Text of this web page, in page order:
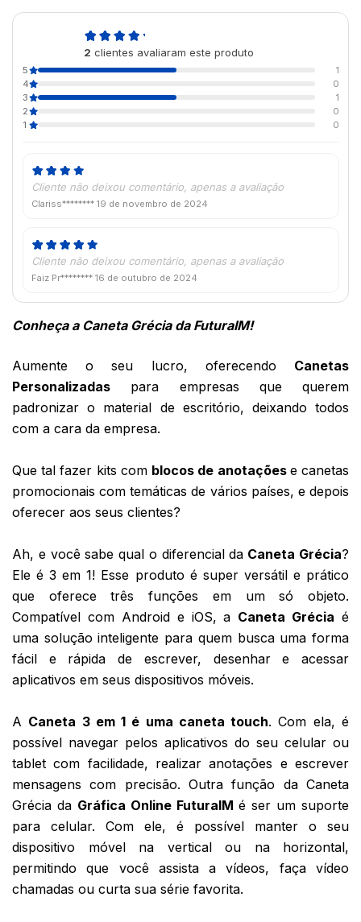
2 clientes avaliaram este produto
5
1
4
0
3
1
2
0
1
0
Cliente não deixou comentário, apenas a avaliação
Clariss******** 19 de novembro de 2024
Cliente não deixou comentário, apenas a avaliação
Faiz Pr******** 16 de outubro de 2024
Conheça a Caneta Grécia da FuturaIM!
Aumente o seu lucro, oferecendo Canetas
Personalizadas para empresas que querem
padronizar o material de escritório, deixando todos
com a cara da empresa.
Que tal fazer kits com blocos de anotações e canetas
promocionais com temáticas de vários países, e depois
oferecer aos seus clientes?
Ah, e você sabe qual o diferencial da Caneta Grécia?
Ele é 3 em 1! Esse produto é super versátil e prático
que oferece três funções em um só objeto.
Compatível com Android e iOS, a Caneta Grécia é
uma solução inteligente para quem busca uma forma
fácil e rápida de escrever, desenhar e acessar
aplicativos em seus dispositivos móveis.
A Caneta 3 em 1 é uma caneta touch. Com ela, é
possível navegar pelos aplicativos do seu celular ou
tablet com facilidade, realizar anotações e escrever
mensagens com precisão. Outra função da Caneta
Grécia da Gráfica Online FuturaIM é ser um suporte
para celular. Com ele, é possível manter o seu
dispositivo móvel na vertical ou na horizontal,
permitindo que você assista a vídeos, faça vídeo
chamadas ou curta sua série favorita.